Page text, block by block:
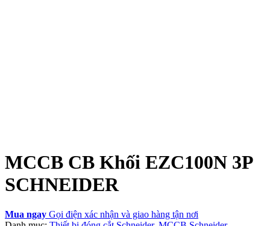
MCCB CB Khối EZC100N 3P
SCHNEIDER
Mua ngay Gọi điện xác nhận và giao hàng tận nơi